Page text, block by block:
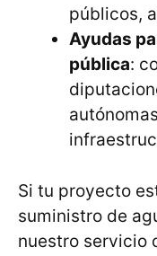
públicos,
Ayudas
pública:
Si tu proyecto
suministro de
nuestro servicio